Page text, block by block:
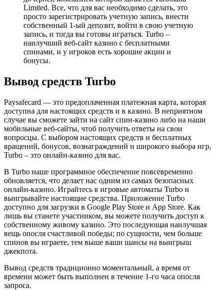
Limited. Все, что для вас необходимо сделать, это
просто зарегистрировать учетную запись, внести
собственный 1-ый депозит, войти в свою учетную
запись, и тогда вы готовы играться. Turbo –
наилучший веб-сайт казино с бесплатными
спинами, и у игроков есть хорошие акции и
бонусы.
Вывод средств Turbo
Paysafecard — это предоплаченная платежная карта, которая
доступна для настоящих средств и в казино. В неприятном
случае вы сможете зайти на сайт спин-казино либо на наши
мобильные веб-сайты, чтоб получить ответы на свои
вопросцы. С выбором настоящих средств и бесплатных
вращений, бонусов, вознаграждений и широкого выбора игр,
Turbo – это онлайн-казино для вас.
В Turbo наше программное обеспечение повсевременно
обновляется, что делает нас одним из самых безопасных
онлайн-казино. Играйтесь в игровые автоматы Turbo и
выигрывайте настоящие средства. Приложение Turbo
доступно для загрузки в Google Play Store и App Store. Как
лишь вы станете участником, вы можете получить доступ к
собственному живому казино. Это последующая наилучшая
вещь опосля счастливой победы; по сущности, чем больше
спинов вы играете, тем выше ваши шансы на выигрыш
джекпота.
Вывод средств традиционно моментальный, а время от
времени может быть выполнен в течение 1-го часа опосля
запроса.